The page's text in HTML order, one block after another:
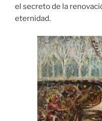
el secreto de la
eternidad.